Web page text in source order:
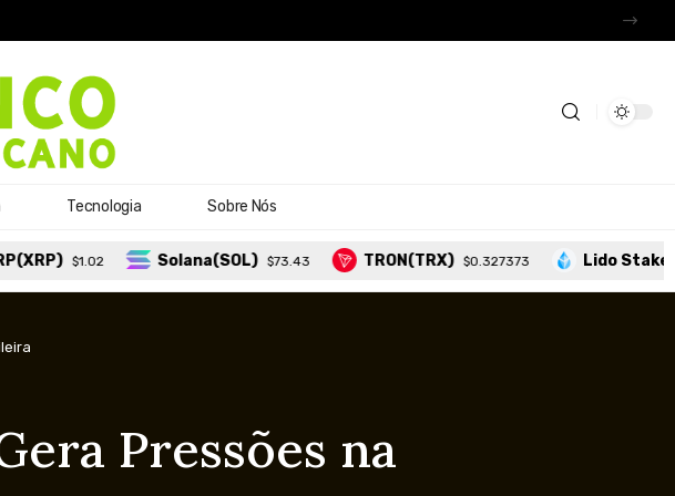
Tecnologia Sobre Nós
$1.02 Solana(SOL) $73.43 TRON(TRX) $0.327373 Lido Staked
Pressões na